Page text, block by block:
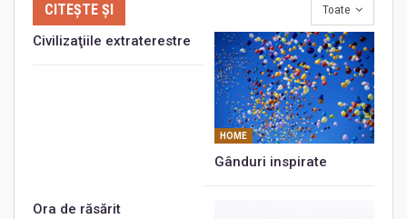
Toate
CITEȘTE ȘI
Civilizaţiile extraterestre
HOME
Gânduri inspirate
Ora de răsărit